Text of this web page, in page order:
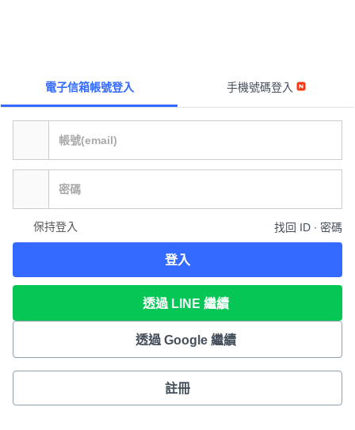
電子信箱帳號登入 手機號碼登入
保持登入 找回 ID ∙ 密碼
登入
透過 LINE 繼續
透過 Google 繼續
註冊